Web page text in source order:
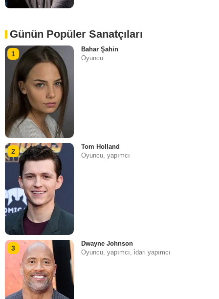
Günün Popüler Sanatçıları
1
Bahar Şahin
Oyuncu
2
Tom Holland
Oyuncu, yapımcı
3
Dwayne Johnson
Oyuncu, yapımcı, i̇dari yapımcı